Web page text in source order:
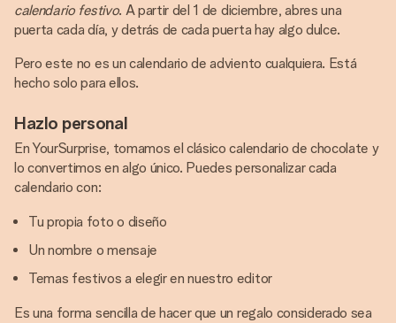
calendario festivo. A partir del 1 de diciembre, abres una
puerta cada día, y detrás de cada puerta hay algo dulce.
Pero este no es un calendario de adviento cualquiera. Está
hecho solo para ellos.
Hazlo personal
En YourSurprise, tomamos el clásico calendario de chocolate y
lo convertimos en algo único. Puedes personalizar cada
calendario con:
Tu propia foto o diseño
Un nombre o mensaje
Temas festivos a elegir en nuestro editor
Es una forma sencilla de hacer que un regalo considerado sea